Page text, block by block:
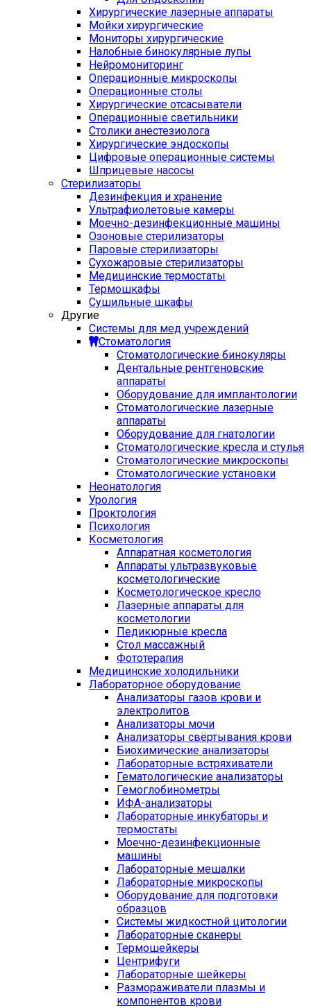
Хирургические лазерные аппараты
Мойки хирургические
Мониторы хирургические
Налобные бинокулярные лупы
Нейромониторинг
Операционные микроскопы
Операционные столы
Хирургические отсасыватели
Операционные светильники
Столики анестезиолога
Хирургические эндоскопы
Цифровые операционные системы
Шприцевые насосы
Стерилизаторы
Дезинфекция и хранение
Ультрафиолетовые камеры
Моечно-дезинфекционные машины
Озоновые стерилизаторы
Паровые стерилизаторы
Сухожаровые стерилизаторы
Медицинские термостаты
Термошкафы
Сушильные шкафы
Другие
Системы для мед учреждений
Стоматология
Стоматологические бинокуляры
Дентальные рентгеновские
аппараты
Оборудование для имплантологии
Стоматологические лазерные
аппараты
Оборудование для гнатологии
Стоматологические кресла и стулья
Стоматологические микроскопы
Стоматологические установки
Неонатология
Урология
Проктология
Психология
Косметология
Аппаратная косметология
Аппараты ультразвуковые
косметологические
Косметологическое кресло
Лазерные аппараты для
косметологии
Педикюрные кресла
Стол массажный
Фототерапия
Медицинские холодильники
Лабораторное оборудование
Анализаторы газов крови и
электролитов
Анализаторы мочи
Анализаторы свёртывания крови
Биохимические анализаторы
Лабораторные встряхиватели
Гематологические анализаторы
Гемоглобинометры
ИФА-анализаторы
Лабораторные инкубаторы и
термостаты
Моечно-дезинфекционные
машины
Лабораторные мешалки
Лабораторные микроскопы
Оборудование для подготовки
образцов
Системы жидкостной цитологии
Лабораторные сканеры
Термошейкеры
Центрифуги
Лабораторные шейкеры
Размораживатели плазмы и
компонентов крови